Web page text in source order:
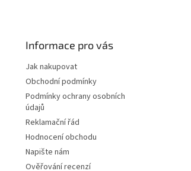
Informace pro vás
Jak nakupovat
Obchodní podmínky
Podmínky ochrany osobních
údajů
Reklamační řád
Hodnocení obchodu
Napište nám
Ověřování recenzí